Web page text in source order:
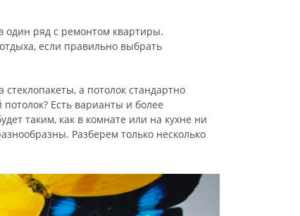
один ряд с ремонтом квартиры.
если правильно выбрать
а потолок стандартно
Есть варианты и более
таким, как в комнате или на кухне ни
Разберем только несколько